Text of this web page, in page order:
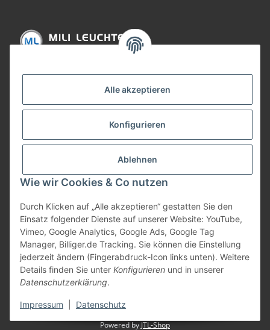
Alle akzeptieren
Konfigurieren
Ablehnen
Wie wir Cookies & Co nutzen
Durch Klicken auf „Alle akzeptieren“ gestatten Sie den
Einsatz folgender Dienste auf unserer Website: YouTube,
Vimeo, Google Analytics, Google Ads, Google Tag
Manager, Billiger.de Tracking. Sie können die Einstellung
jederzeit ändern (Fingerabdruck-Icon links unten). Weitere
Details finden Sie unter Konfigurieren und in unserer
Datenschutzerklärung.
Impressum Datenschutz
Gesetzliche Informationen
Bezahlung
Vertrag widerrufen
Powered by JTL-Shop